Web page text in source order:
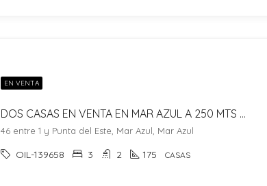
EN VENTA
DOS CASAS EN VENTA EN MAR AZUL A 250 MTS DEL MAR !!!!!
46 entre 1 y Punta del Este, Mar Azul, Mar Azul
OIL-139658 3 2 175 CASAS